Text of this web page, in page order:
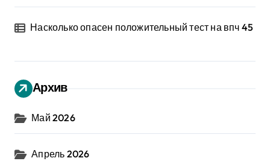
Насколько опасен положительный тест на впч 45
Архив
Май 2026
Апрель 2026